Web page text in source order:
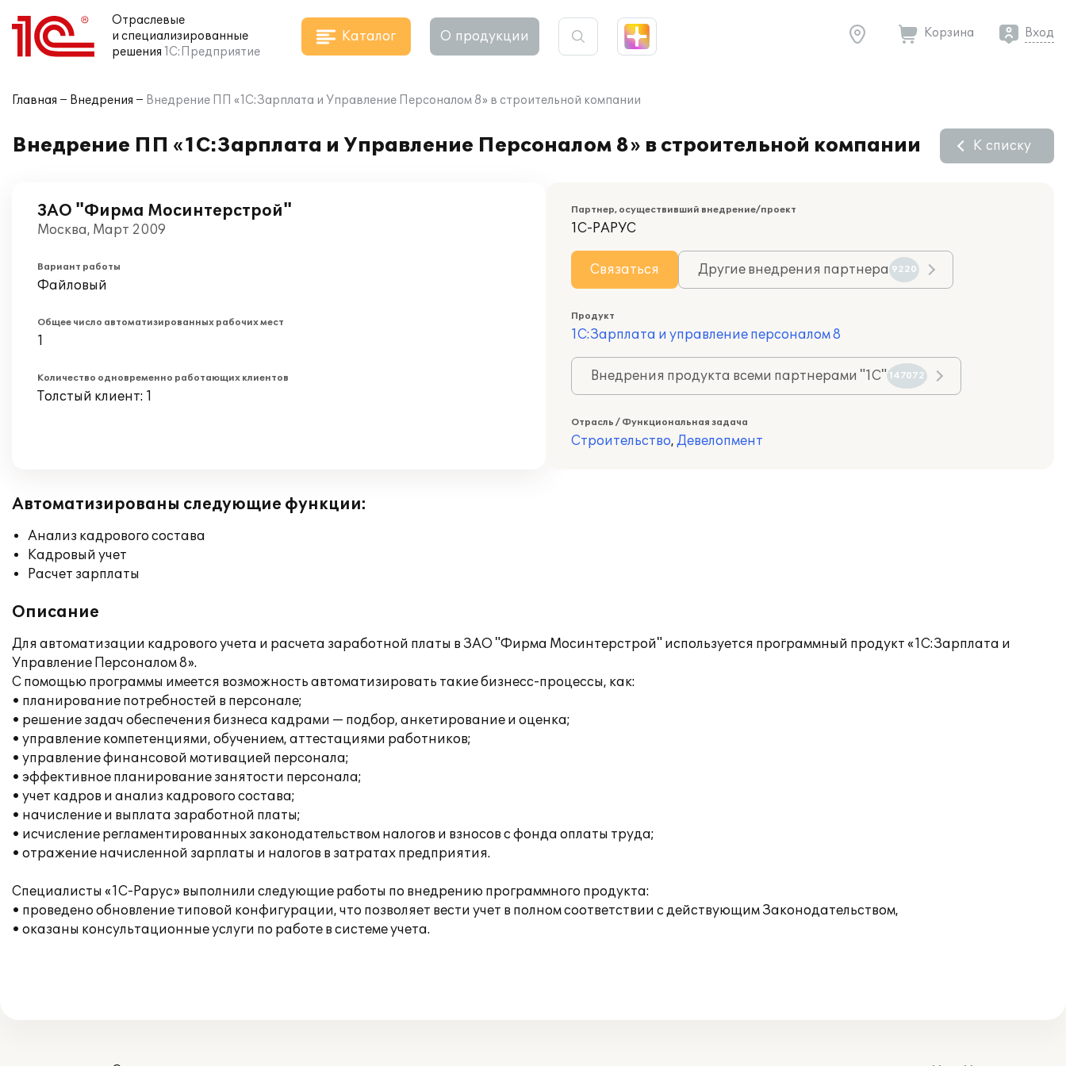
Отраслевые
и специализированные
решения 1С:Предприятие
Каталог О продукции Корзина Вход
Главная Внедрения Внедрение ПП «1С:Зарплата и Управление Персоналом 8» в строительной компании
Внедрение ПП «1С:Зарплата и Управление Персоналом 8» в строительной компании К списку
ЗАО "Фирма Мосинтерстрой"
Москва, Март 2009
Вариант работы
Файловый
Общее число автоматизированных рабочих мест
1
Количество одновременно работающих клиентов
Толстый клиент: 1
Партнер, осуществивший внедрение/проект
1С-РАРУС
Связаться Другие внедрения партнера 9220
Продукт
1С:Зарплата и управление персоналом 8
Внедрения продукта всеми партнерами "1С" 147072
Отрасль / Функциональная задача
Строительство, Девелопмент
Автоматизированы следующие функции:
Анализ кадрового состава
Кадровый учет
Расчет зарплаты
Описание
Для автоматизации кадрового учета и расчета заработной платы в ЗАО "Фирма Мосинтерстрой" используется программный продукт «1С:Зарплата и
Управление Персоналом 8».
С помощью программы имеется возможность автоматизировать такие бизнесс-процессы, как:
• планирование потребностей в персонале;
• решение задач обеспечения бизнеса кадрами — подбор, анкетирование и оценка;
• управление компетенциями, обучением, аттестациями работников;
• управление финансовой мотивацией персонала;
• эффективное планирование занятости персонала;
• учет кадров и анализ кадрового состава;
• начисление и выплата заработной платы;
• исчисление регламентированных законодательством налогов и взносов с фонда оплаты труда;
• отражение начисленной зарплаты и налогов в затратах предприятия.
Специалисты «1С-Рарус» выполнили следующие работы по внедрению программного продукта:
• проведено обновление типовой конфигурации, что позволяет вести учет в полном соответствии с действующим Законодательством,
• оказаны консультационные услуги по работе в системе учета.